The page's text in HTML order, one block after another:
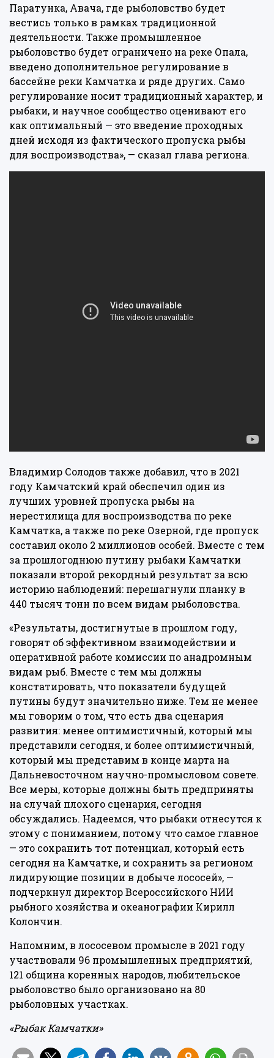
Паратунка, Авача, где рыболовство будет
вестись только в рамках традиционной
деятельности. Также промышленное
рыболовство будет ограничено на реке Опала,
введено дополнительное регулирование в
бассейне реки Камчатка и ряде других. Само
регулирование носит традиционный характер, и
рыбаки, и научное сообщество оценивают его
как оптимальный — это введение проходных
дней исходя из фактического пропуска рыбы
для воспроизводства», — сказал глава региона.
Владимир Солодов также добавил, что в 2021
году Камчатский край обеспечил один из
лучших уровней пропуска рыбы на
нерестилища для воспроизводства по реке
Камчатка, а также по реке Озерной, где пропуск
составил около 2 миллионов особей. Вместе с тем
за прошлогоднюю путину рыбаки Камчатки
показали второй рекордный результат за всю
историю наблюдений: перешагнули планку в
440 тысяч тонн по всем видам рыболовства.
«Результаты, достигнутые в прошлом году,
говорят об эффективном взаимодействии и
оперативной работе комиссии по анадромным
видам рыб. Вместе с тем мы должны
констатировать, что показатели будущей
путины будут значительно ниже. Тем не менее
мы говорим о том, что есть два сценария
развития: менее оптимистичный, который мы
представили сегодня, и более оптимистичный,
который мы представим в конце марта на
Дальневосточном научно-промысловом совете.
Все меры, которые должны быть предприняты
на случай плохого сценария, сегодня
обсуждались. Надеемся, что рыбаки отнесутся к
этому с пониманием, потому что самое главное
— это сохранить тот потенциал, который есть
сегодня на Камчатке, и сохранить за регионом
лидирующие позиции в добыче лососей», —
подчеркнул директор Всероссийского НИИ
рыбного хозяйства и океанографии Кирилл
Колончин.
Напомним, в лососевом промысле в 2021 году
участвовали 96 промышленных предприятий,
121 община коренных народов, любительское
рыболовство было организовано на 80
рыболовных участках.
«Рыбак Камчатки»